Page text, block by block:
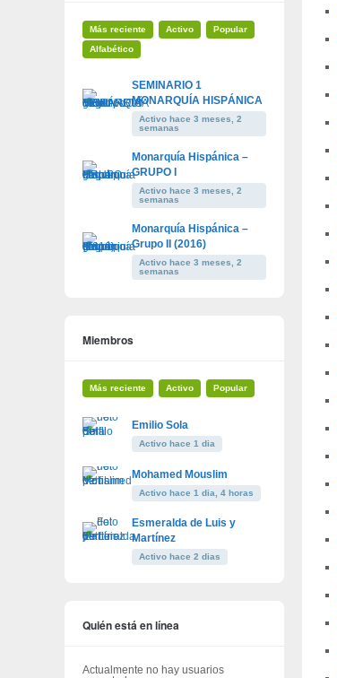
Más reciente Activo
Popular
Alfabético
SEMINARIO 1
MONARQUÍA HISPÁNICA
Activo hace 3 meses, 2
semanas
Monarquía Hispánica –
GRUPO I
Activo hace 3 meses, 2
semanas
Monarquía Hispánica –
Grupo II (2016)
Activo hace 3 meses, 2
semanas
Miembros
Más reciente Activo Popular
Emilio Sola
Activo hace 1 dia
Mohamed Mouslim
Activo hace 1 dia, 4 horas
Esmeralda de Luis y
Martínez
Activo hace 2 dias
Quién está en línea
Actualmente no hay usuarios